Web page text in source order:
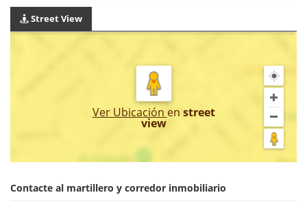
Street View
Ver Ubicación en street
view
Contacte al martillero y corredor inmobiliario